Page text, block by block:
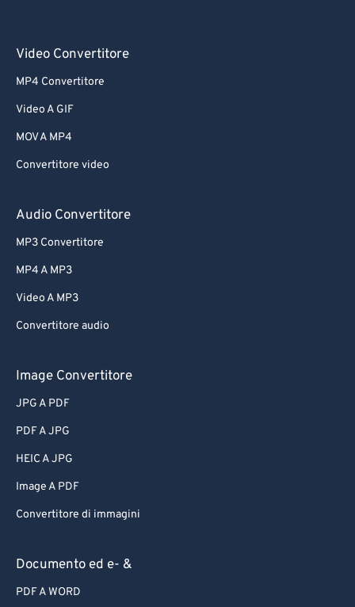
Video Convertitore
MP4 Convertitore
Video A GIF
MOV A MP4
Convertitore video
Audio Convertitore
MP3 Convertitore
MP4 A MP3
Video A MP3
Convertitore audio
Image Convertitore
JPG A PDF
PDF A JPG
HEIC A JPG
Image A PDF
Convertitore di immagini
Documento ed e- &
PDF A WORD